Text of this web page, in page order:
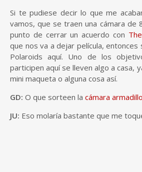
Si te pudiese decir lo que me
vamos, que se traen una cámara de
punto de cerrar un acuerdo con
que nos va a dejar película,
Polaroids aquí. Uno de los
participen aquí se lleven algo a casa,
mini maqueta o alguna cosa así.
GD: O que sorteen la cámara armadillo
JU: Eso molaría bastante que me